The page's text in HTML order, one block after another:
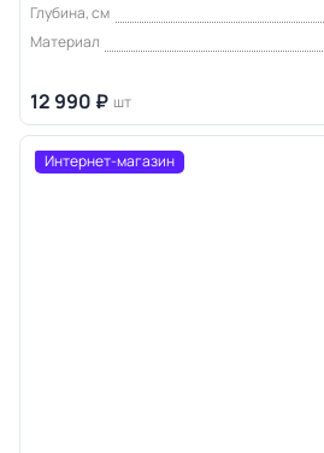
Глубина, см
Материал
12 990 ₽ шт
Интернет-магазин